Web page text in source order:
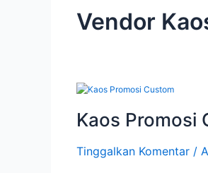
Vendor
Kaos Promosi
Tinggalkan Komentar /
Kaos
Custom
untuk
dan